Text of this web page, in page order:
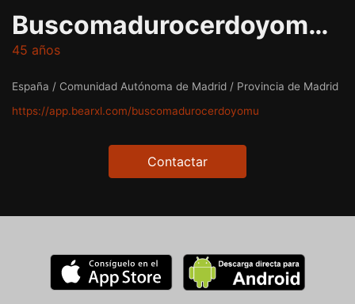
Buscomadurocerdoyomuyputa
45 años
España / Comunidad Autónoma de Madrid / Provincia de Madrid
https://app.bearxl.com/buscomadurocerdoyomu
Contactar